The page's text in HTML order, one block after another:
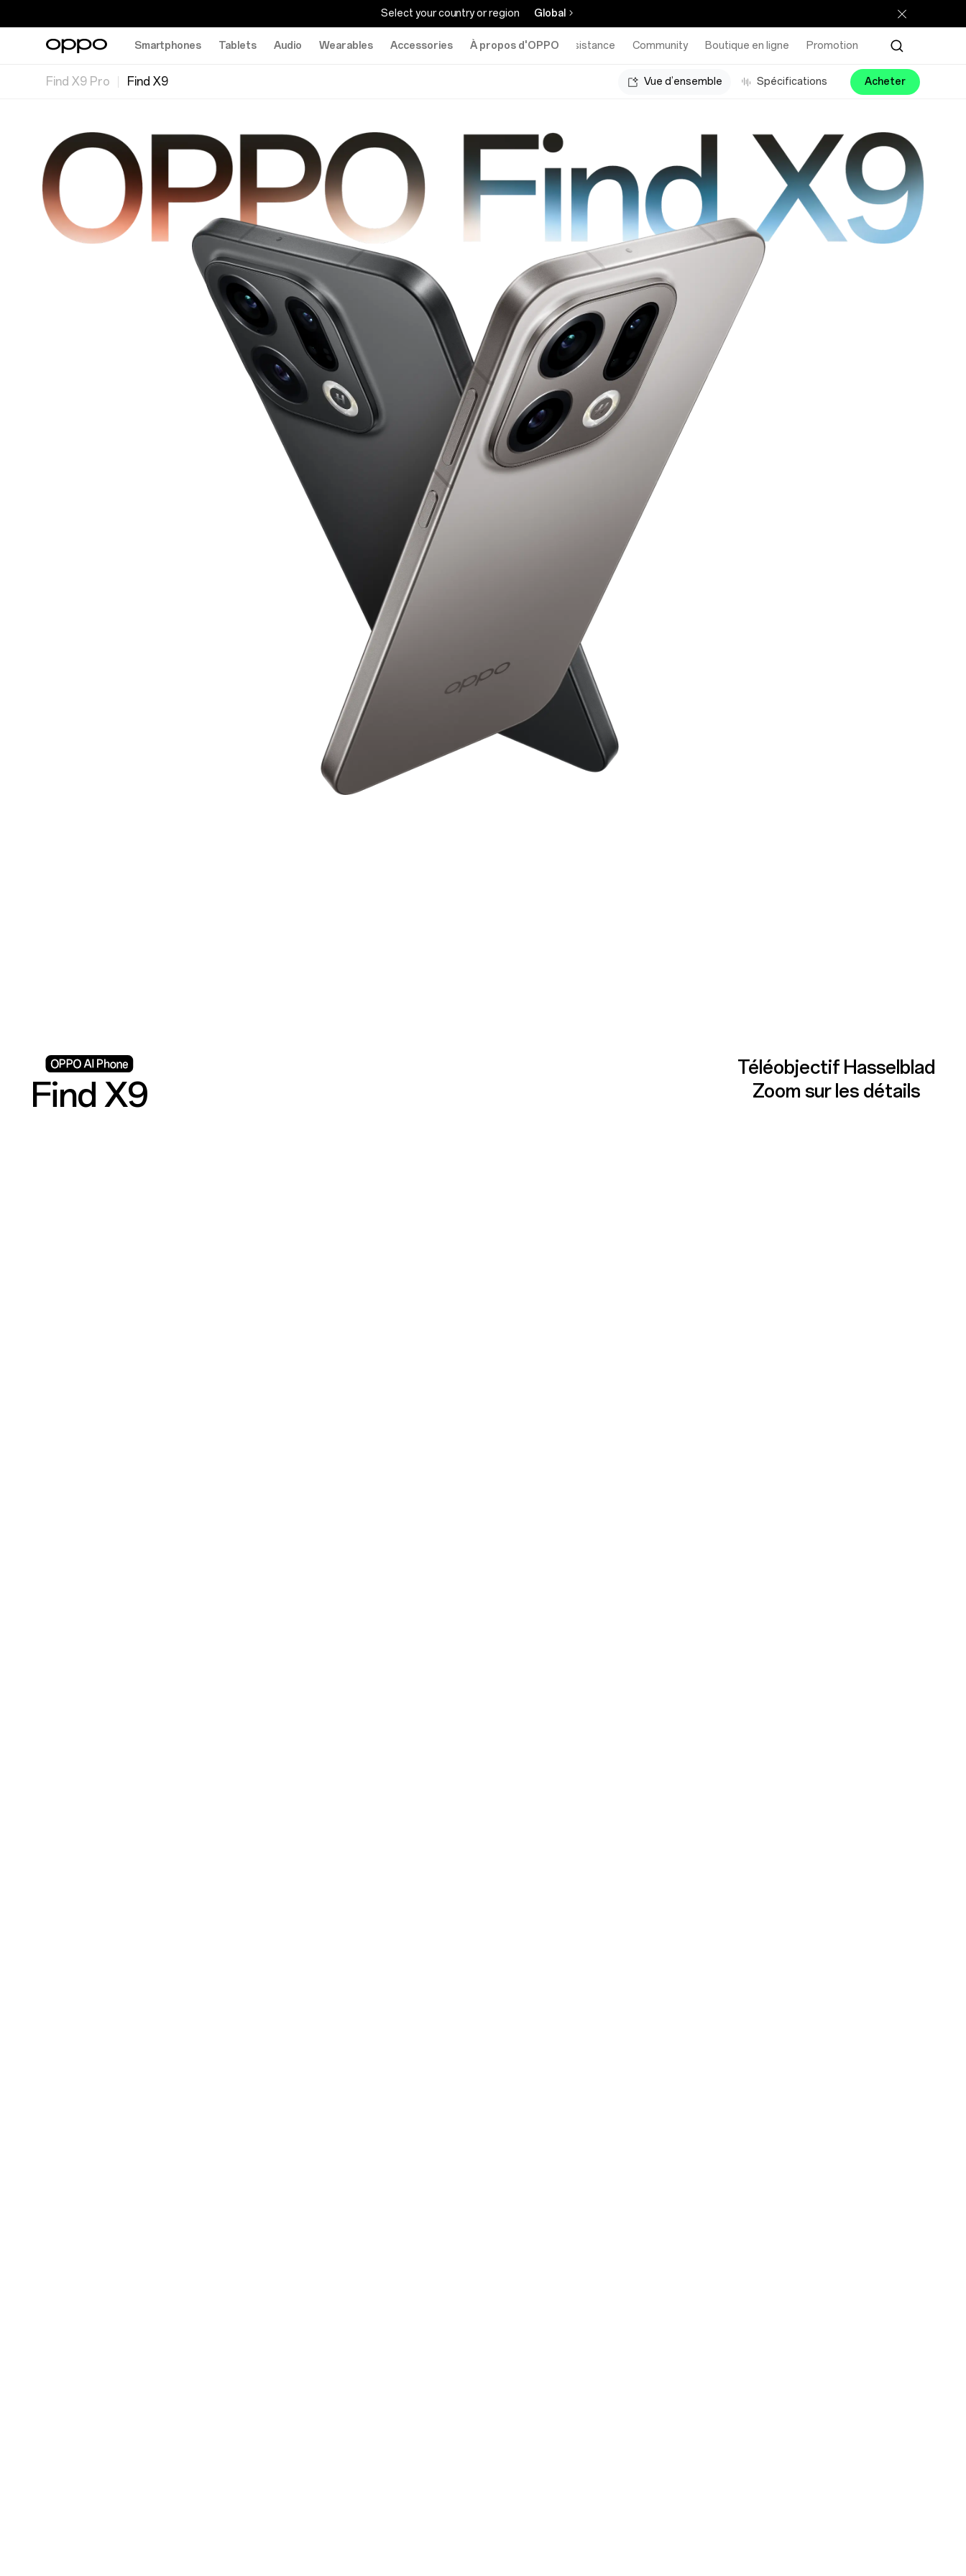
Select your country or region Global
Smartphones Tablets Audio Wearables Accessories À propos d'OPPO Assistance Community Boutique en ligne Promotion
Find X9 Pro Find X9 Vue d’ensemble Spécifications Acheter
Find X9
Téléobjectif Hasselblad
Zoom sur les détails